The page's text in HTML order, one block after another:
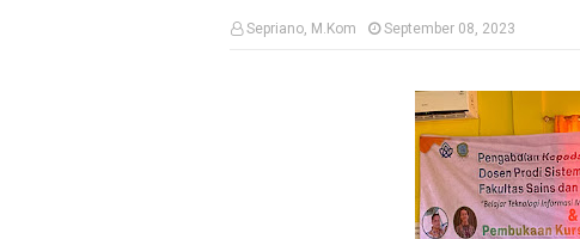
Sepriano, M.Kom September 08, 2023